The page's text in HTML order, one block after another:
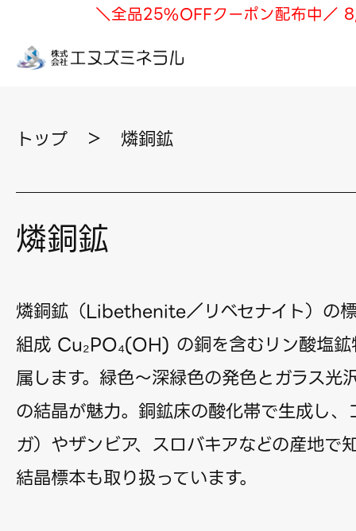
＼全品25%OFFクーポン配布中／
トップ ＞ 燐銅鉱
燐銅鉱
燐銅鉱（Libethenite／リベセナイト）の
組成 Cu₂PO₄(OH) の銅を含むリン酸塩
属します。緑色〜深緑色の発色とガラス光
の結晶が魅力。銅鉱床の酸化帯で生成し
ガ）やザンビア、スロバキアなどの産地で
結晶標本も取り扱っています。